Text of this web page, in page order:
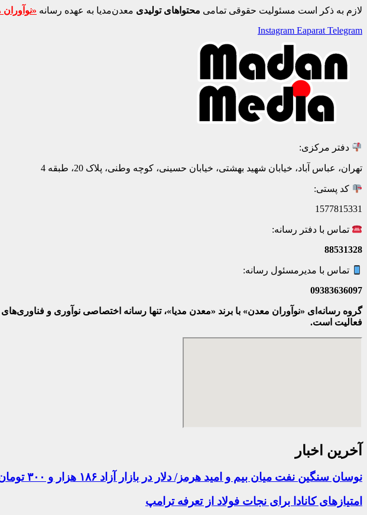
لازم به ذکر است مسئولیت حقوقی تمامی محتواهای تولیدی معدن‌مدیا به عهده رسانه
Instagram Eaparat Telegram
دفتر مرکزی:
تهران، عباس آباد، خیابان شهید بهشتی، خیابان حسینی، کوچه وطنی، پلاک 20، طبقه 4
کد پستی:
1577815331
تماس با دفتر رسانه:
88531328
تماس با مدیرمسئول رسانه:
09383636097
گروه رسانه‌ای «نوآوران معدن» با برند «معدن مدیا»، تنها رسانه اختصاصی نوآوری و
فعالیت است.
آخرین اخبار
نوسان سنگین نفت میان بیم و امید هرمز/ دلار در بازار آزاد ۱۸۶ هزار و ۳۰۰ تومان؛ نرخ سکه صعودی شد
امتیازهای کانادا برای نجات فولاد از تعرفه ترامپ